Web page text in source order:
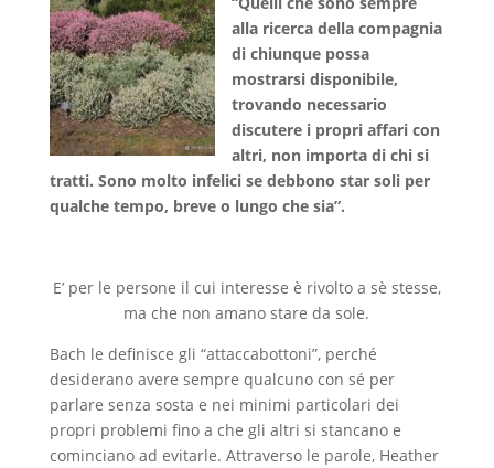
alla ricerca della compagnia
di chiunque possa
mostrarsi disponibile,
trovando necessario
discutere i propri affari con
altri, non importa di chi si
tratti. Sono molto infelici se debbono star soli per
qualche tempo, breve o lungo che sia”.
E’ per le persone il cui interesse è rivolto a sè stesse,
ma che non amano stare da sole.
Bach le definisce gli “attaccabottoni”, perché
desiderano avere sempre qualcuno con sé per
parlare senza sosta e nei minimi particolari dei
propri problemi fino a che gli altri si stancano e
cominciano ad evitarle. Attraverso le parole, Heather